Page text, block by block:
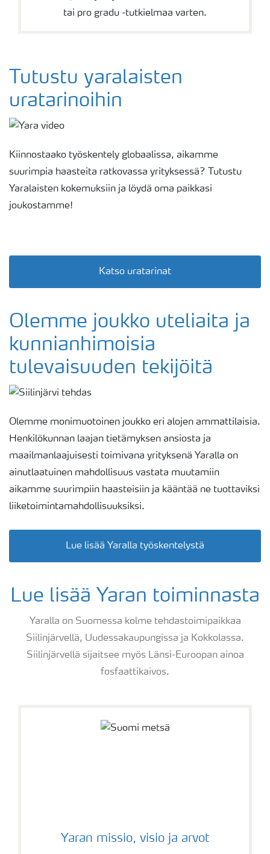
tai pro gradu -tutkielmaa varten.
Tutustu yaralaisten
uratarinoihin
Kiinnostaako työskentely globaalissa, aikamme
suurimpia haasteita ratkovassa yrityksessä? Tutustu
Yaralaisten kokemuksiin ja löydä oma paikkasi
joukostamme!
Katso uratarinat
Olemme joukko uteliaita ja
kunnianhimoisia
tulevaisuuden tekijöitä
Olemme monimuotoinen joukko eri alojen ammattilaisia.
Henkilökunnan laajan tietämyksen ansiosta ja
maailmanlaajuisesti toimivana yrityksenä Yaralla on
ainutlaatuinen mahdollisuus vastata muutamiin
aikamme suurimpiin haasteisiin ja kääntää ne tuottaviksi
liiketoimintamahdollisuuksiksi.
Lue lisää Yaralla työskentelystä
Lue lisää Yaran toiminnasta
Yaralla on Suomessa kolme tehdastoimipaikkaa
Siilinjärvellä, Uudessakaupungissa ja Kokkolassa.
Siilinjärvellä sijaitsee myös Länsi-Euroopan ainoa
fosfaattikaivos.
Yaran missio, visio ja arvot